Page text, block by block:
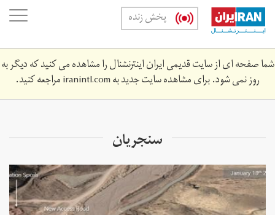
Skip
main
content
پخش زنده
شما صفحه ای از سایت قدیمی ایران اینترنشنال را مشاهده می کنید که دیگر به
روز نمی شود. برای مشاهده سایت جدید بهiranintl.comمراجعه کنید.
سنجریان